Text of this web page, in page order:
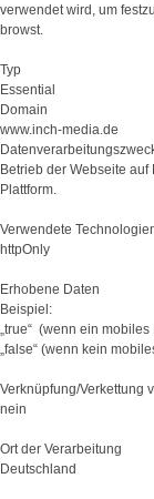
verwendet wird, um
browst.
Typ
Essential
Domain
www.inch-media.de
Betrieb der Webseite
Plattform.
Verwendete
httpOnly
Erhobene Daten
Beispiel:
„true“ (wenn ein
„false“ (wenn kein
Verknüpfung/Verkettung
nein
Ort der Verarbeitung
Deutschland